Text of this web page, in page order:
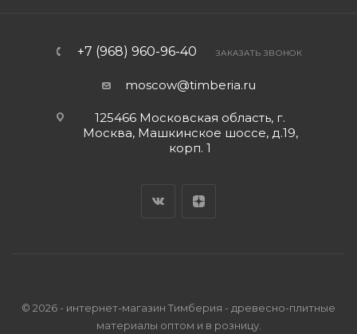
+7 (968) 960-96-40 ЗАКАЗАТЬ ЗВОНОК
moscow@timberia.ru
125466 Московская область, г.
Москва, Машкинское шоссе, д.19,
корп. 1
© 2026 - интернет-магазин Тимберия - древесно-плитные
материалы оптом и в розницу.